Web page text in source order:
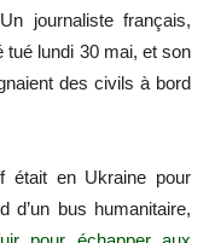
journaliste français,
tué lundi 30 mai, et son
des civils à bord
était en Ukraine pour
d’un bus humanitaire,